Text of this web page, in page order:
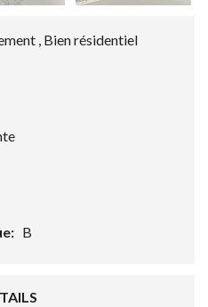
, Bien résidentiel
B